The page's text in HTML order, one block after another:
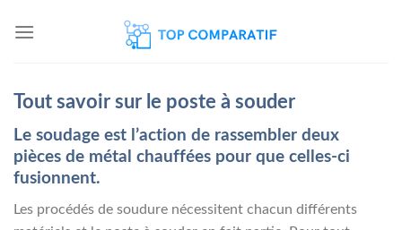
Tout savoir sur le poste à souder
Le soudage est l’action de rassembler deux
pièces de métal chauffées pour que celles-ci
fusionnent.
Les procédés de soudure nécessitent chacun différents